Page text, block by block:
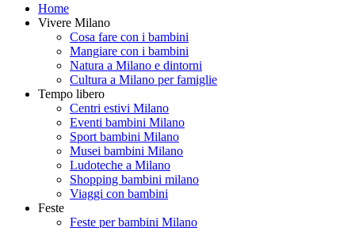
Home
Vivere Milano
Cosa fare con i bambini
Mangiare con i bambini
Natura a Milano e dintorni
Cultura a Milano per famiglie
Tempo libero
Centri estivi Milano
Eventi bambini Milano
Sport bambini Milano
Musei bambini Milano
Ludoteche a Milano
Shopping bambini milano
Viaggi con bambini
Feste
Feste per bambini Milano